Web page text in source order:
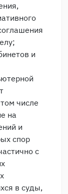
и
числе
на
и
спор
с
в суды,